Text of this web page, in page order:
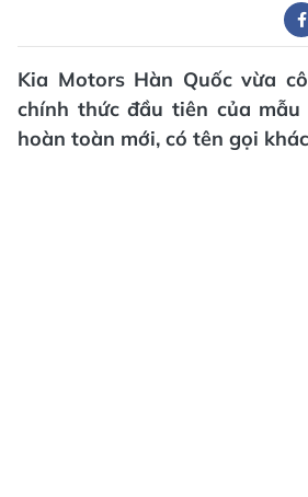
Kia Motors Hàn Quốc vừa
chính thức đầu tiên của mẫu
hoàn toàn mới, có tên gọi